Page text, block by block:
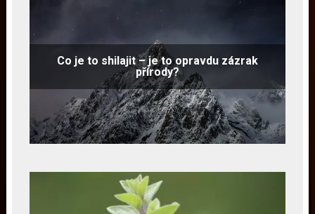
Co je to shilajit – je to opravdu zázrak
přírody?